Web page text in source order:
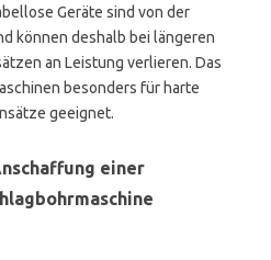
Geräte sind von der
können deshalb bei längeren
an Leistung verlieren. Das
besonders für harte
geeignet.
einer